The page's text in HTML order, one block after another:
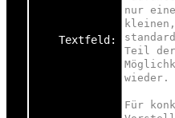
Textfeld: